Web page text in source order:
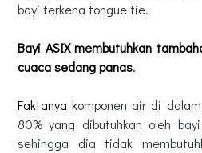
bayi terkena tongue tie.
Bayi ASIX membutuhkan
cuaca sedang panas.
Faktanya komponen air di
80% yang dibutuhkan oleh
sehingga dia tidak